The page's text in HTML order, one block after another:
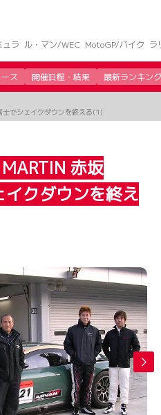
ュラ ル・マン/WEC MotoGP/バイク ラ
ス 開催日程・結果 最新ランキング
でシェイクダウンを終える(1)
MARTIN 赤坂
イクダウンを終え